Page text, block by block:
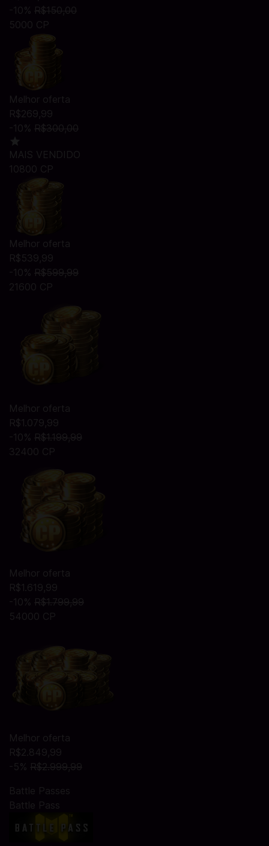
-10% R$150,00
5000 CP
Melhor oferta
R$269,99
-10% R$300,00
MAIS VENDIDO
10800 CP
Melhor oferta
R$539,99
-10% R$599,99
21600 CP
Melhor oferta
R$1.079,99
-10% R$1.199,99
32400 CP
Melhor oferta
R$1.619,99
-10% R$1.799,99
54000 CP
Melhor oferta
R$2.849,99
-5% R$2.999,99
Battle Passes
Battle Pass